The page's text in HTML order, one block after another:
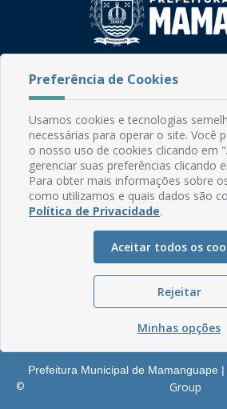
CEP: 58.280-000 - Mamanguape/
Email:
Expediente: Segunda à Sexta, das 08h
Mapa do Site
Perguntas frequentes
Glossário
Serviços Internos
©
Prefeitura Municipal de Mamanguape |
Group
Preferência de Cookies
Usamos cookies e tecnologias
necessárias para operar o site. Você
o nosso uso de cookies clicando em
gerenciar suas preferências clicando
Para obter mais informações sobre
como utilizamos e quais dados são
Política de Privacidade.
Aceitar todos os
Rejeitar
Minhas opções